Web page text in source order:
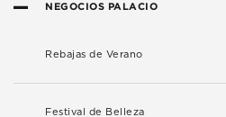
NEGOCIOS PALACIO
Rebajas de Verano
Festival de Belleza